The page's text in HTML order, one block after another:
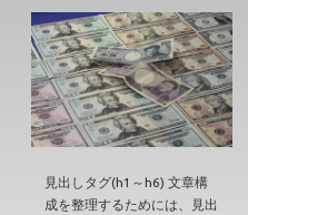
見出しタグ(h1～h6) 文章構
成を整理するためには、見出